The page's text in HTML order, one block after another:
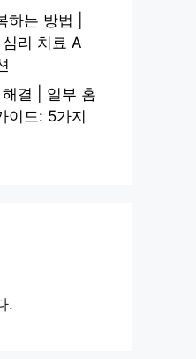
하는 방법 |
리 치료 A
결 | 일부 홈
이드: 5가지
.